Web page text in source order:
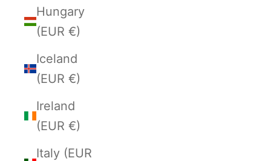
Hungary
(EUR €)
Iceland
(EUR €)
Ireland
(EUR €)
Italy (EUR